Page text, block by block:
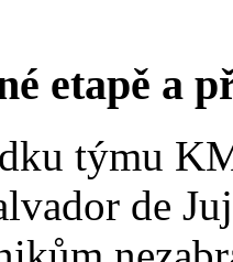
etapě a
týmu
de